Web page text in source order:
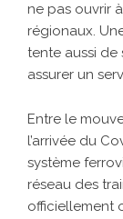
ne pas ouvrir
régionaux.
tente aussi de
assurer un
Entre le
l’arrivée du
système
réseau des
officiellement